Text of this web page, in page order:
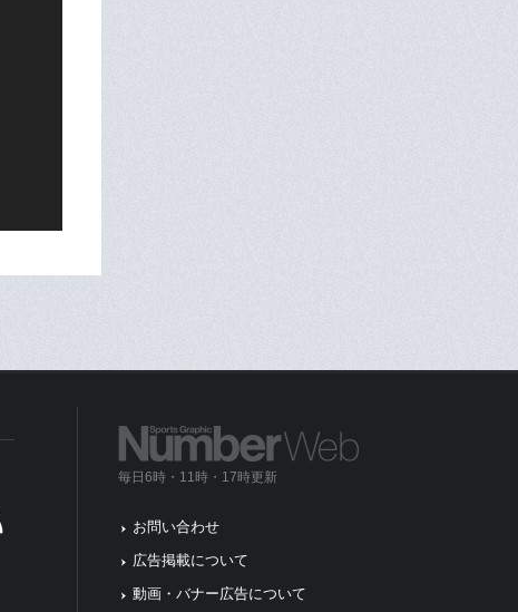
毎日6時・11時・17時更新
お問い合わせ
広告掲載について
動画・バナー広告について